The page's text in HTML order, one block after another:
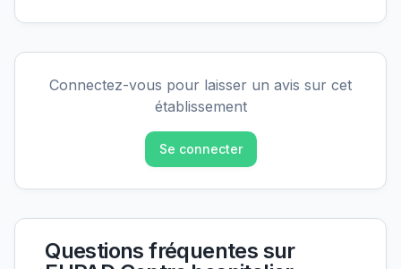
Connectez-vous pour laisser un avis sur cet
établissement
Se connecter
Questions fréquentes sur